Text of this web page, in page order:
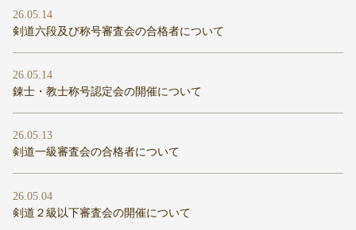
26.05.14
剣道六段及び称号審査会の合格者について
26.05.14
錬士・教士称号認定会の開催について
26.05.13
剣道一級審査会の合格者について
26.05.04
剣道２級以下審査会の開催について